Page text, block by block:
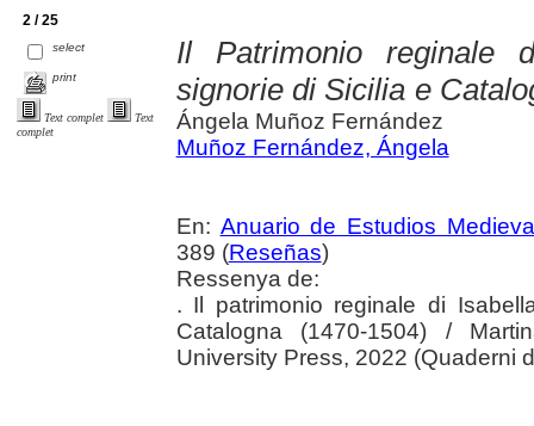
2 / 25
select
print
Text complet
Text
complet
Il Patrimonio reginale
signorie di Sicilia e
Ángela Muñoz Fernández
Muñoz Fernández, Ángela
En: Anuario de Estudios
389 (Reseñas)
Ressenya de:
. Il patrimonio reginale di
Catalogna (1470-1504) /
University Press, 2022 (Quaderni